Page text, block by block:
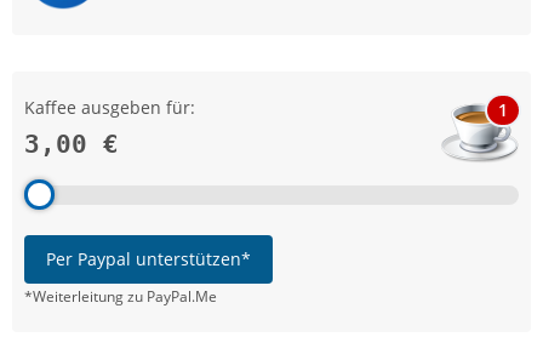
Kaffee ausgeben für:
3,00 €
1
Per Paypal unterstützen*
*Weiterleitung zu PayPal.Me